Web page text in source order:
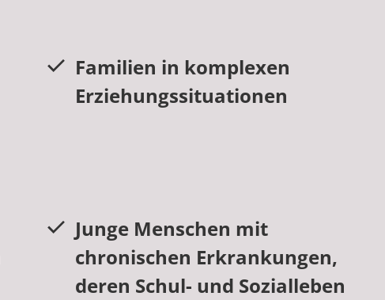
Familien in komplexen
Erziehungssituationen
Junge Menschen mit
chronischen Erkrankungen,
deren Schul- und Sozialleben